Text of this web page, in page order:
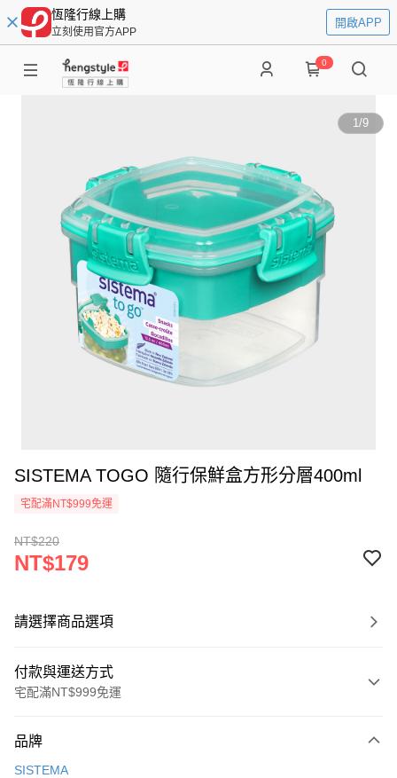
恆隆行線上購
立刻使用官方APP
開啟APP
0
1/9
SISTEMA TOGO 隨行保鮮盒方形分層400ml
宅配滿NT$999免運
NT$220
NT$179
請選擇商品選項
付款與運送方式
宅配滿NT$999免運
信用卡一次付款
品牌
SISTEMA